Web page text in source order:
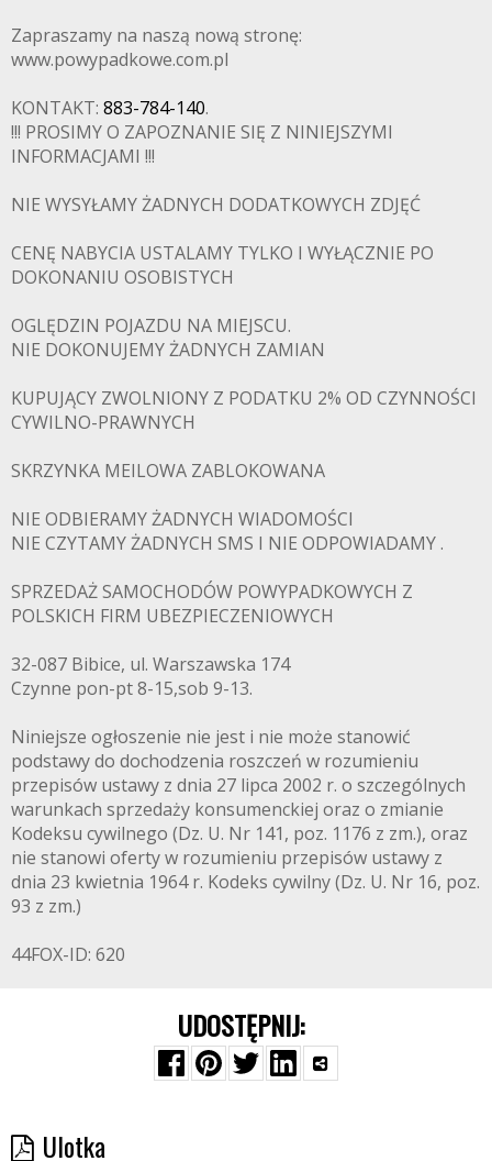
Zapraszamy na naszą nową stronę:
www.powypadkowe.com.pl
KONTAKT: 883-784-140.
!!! PROSIMY O ZAPOZNANIE SIĘ Z NINIEJSZYMI
INFORMACJAMI !!!
NIE WYSYŁAMY ŻADNYCH DODATKOWYCH ZDJĘĆ
CENĘ NABYCIA USTALAMY TYLKO I WYŁĄCZNIE PO
DOKONANIU OSOBISTYCH
OGLĘDZIN POJAZDU NA MIEJSCU.
NIE DOKONUJEMY ŻADNYCH ZAMIAN
KUPUJĄCY ZWOLNIONY Z PODATKU 2% OD CZYNNOŚCI
CYWILNO-PRAWNYCH
SKRZYNKA MEILOWA ZABLOKOWANA
NIE ODBIERAMY ŻADNYCH WIADOMOŚCI
NIE CZYTAMY ŻADNYCH SMS I NIE ODPOWIADAMY .
SPRZEDAŻ SAMOCHODÓW POWYPADKOWYCH Z
POLSKICH FIRM UBEZPIECZENIOWYCH
32-087 Bibice, ul. Warszawska 174
Czynne pon-pt 8-15,sob 9-13.
Niniejsze ogłoszenie nie jest i nie może stanowić
podstawy do dochodzenia roszczeń w rozumieniu
przepisów ustawy z dnia 27 lipca 2002 r. o szczególnych
warunkach sprzedaży konsumenckiej oraz o zmianie
Kodeksu cywilnego (Dz. U. Nr 141, poz. 1176 z zm.), oraz
nie stanowi oferty w rozumieniu przepisów ustawy z
dnia 23 kwietnia 1964 r. Kodeks cywilny (Dz. U. Nr 16, poz.
93 z zm.)
44FOX-ID: 620
UDOSTĘPNIJ:
Ulotka